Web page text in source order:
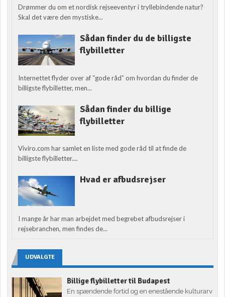
Drømmer du om et nordisk rejseeventyr i tryllebindende natur?
Skal det være den mystiske...
Sådan finder du de billigste
flybilletter
Internettet flyder over af “gode råd” om hvordan du finder de
billigste flybilletter, men...
Sådan finder du billige
flybilletter
Viviro.com har samlet en liste med gode råd til at finde de
billigste flybilletter....
Hvad er afbudsrejser
I mange år har man arbejdet med begrebet afbudsrejser i
rejsebranchen, men findes de...
UDVALGTE
Billige flybilletter til Budapest
En spændende fortid og en enestående kulturarv